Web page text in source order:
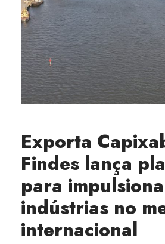
Exporta
Findes lança
para
indústrias no
internacional